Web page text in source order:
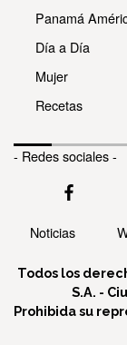
Panamá
Día a Día
Mujer
Recetas
- Redes sociales -
Noticias
Todos los
S.A. -
Prohibida su